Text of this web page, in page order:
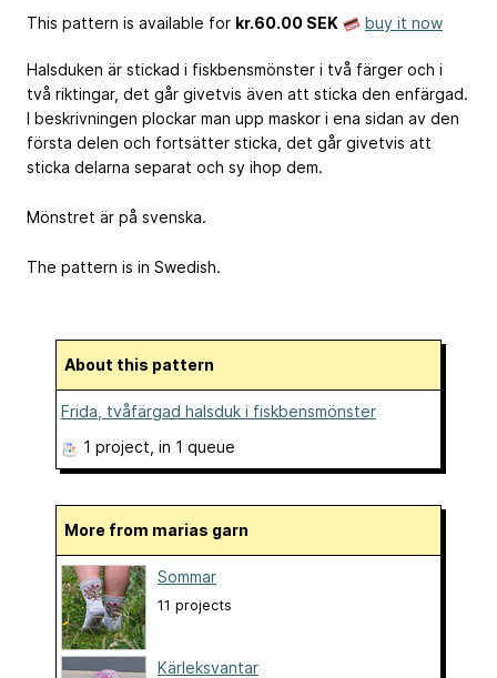
This pattern is available for kr.60.00 SEK buy it now
Halsduken är stickad i fiskbensmönster i två färger och i
två riktingar, det går givetvis även att sticka den enfärgad.
I beskrivningen plockar man upp maskor i ena sidan av den
första delen och fortsätter sticka, det går givetvis att
sticka delarna separat och sy ihop dem.
Mönstret är på svenska.
The pattern is in Swedish.
About this pattern
Frida, tvåfärgad halsduk i fiskbensmönster
1 project , in 1 queue
More from marias garn
Sommar
11 projects
Kärleksvantar